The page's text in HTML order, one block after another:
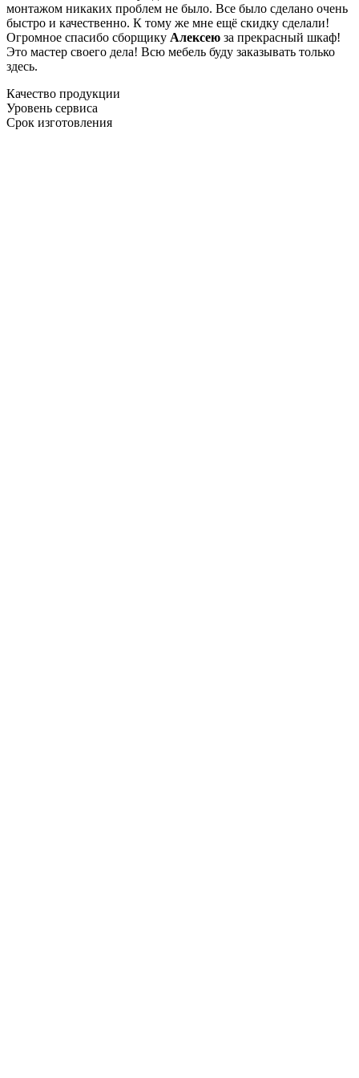
монтажом никаких проблем не было. Все было сделано очень
быстро и качественно. К тому же мне ещё скидку сделали!
Огромное спасибо сборщику Алексею за прекрасный шкаф!
Это мастер своего дела! Всю мебель буду заказывать только
здесь.
Качество продукции
Уровень сервиса
Срок изготовления